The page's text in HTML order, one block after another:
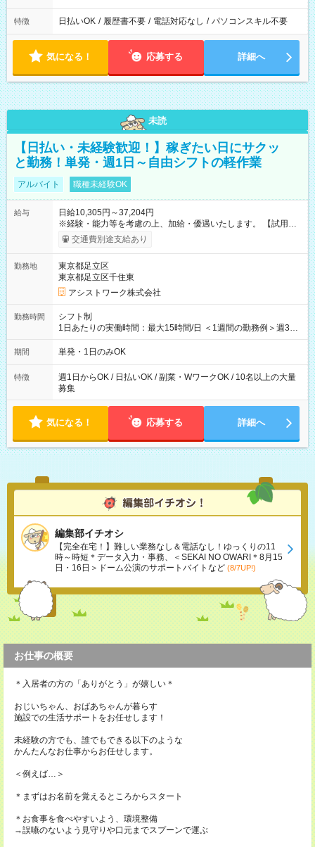
特徴 日払いOK / 履歴書不要 / 電話対応なし / パソコンスキル不要
気になる！ 応募する 詳細へ
未読
【日払い・未経験歓迎！】稼ぎたい日にサクッ
と勤務！単発・週1日～自由シフトの軽作業
アルバイト 職種未経験OK
給与
日給10,305円～37,204円
※経験・能力等を考慮の上、加給・優遇いたします。 【試用期
間】試用期間なし
交通費別途支給あり
勤務地
東京都足立区
東京都足立区千住東
アシストワーク株式会社
勤務時間
シフト制
1日あたりの実働時間：最大15時間/日 ＜1週間の勤務例＞週3回
勤務 勤務：月・水・金 休み：火・木・土・日 好きな時にお仕事
可能です！ ※1日あたりの最大実働時間は日勤、夜勤共に勤務し
期間 単発・1日のみOK
特徴
週1日からOK / 日払いOK / 副業・WワークOK / 10名以上の大量
募集
気になる！ 応募する 詳細へ
編集部イチオシ
【完全在宅！】難しい業務なし＆電話なし！ゆっくりの11
時～時短＊データ入力・事務、＜SEKAI NO OWARI＊8月15
日・16日＞ドーム公演のサポートバイトなど (8/7UP!)
お仕事の概要
＊入居者の方の「ありがとう」が嬉しい＊
おじいちゃん、おばあちゃんが暮らす
施設での生活サポートをお任せします！
未経験の方でも、誰でもできる以下のような
かんたんなお仕事からお任せします。
＜例えば…＞
＊まずはお名前を覚えるところからスタート
＊お食事を食べやすいよう、環境整備
→誤嚥のないよう見守りや口元までスプーンで運ぶ